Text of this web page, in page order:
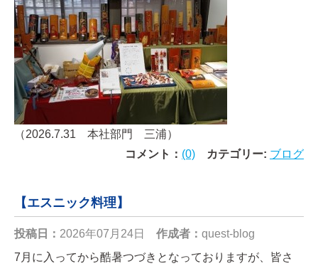
（2026.7.31 本社部門 三浦）
コメント： (0) カテゴリー: ブログ
【エスニック料理】
投稿日： 2026年07月24日 作成者： quest-blog
7月に入ってから酷暑つづきとなっておりますが、皆さ